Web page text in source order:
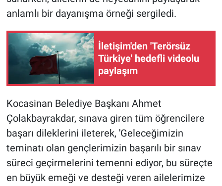
anlamlı bir dayanışma örneği sergiledi.
İletişim'den 'Terörsüz
Türkiye' hedefli videolu
paylaşım
Kocasinan Belediye Başkanı Ahmet
Çolakbayrakdar, sınava giren tüm öğrencilere
başarı dileklerini ileterek, 'Geleceğimizin
teminatı olan gençlerimizin başarılı bir sınav
süreci geçirmelerini temenni ediyor, bu süreçte
en büyük emeği ve desteği veren ailelerimize